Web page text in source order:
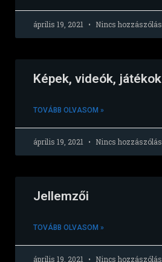
április 19, 2021 Nincs hozzászólás
Képek, videók, játékok
TOVÁBB OLVASOM »
április 19, 2021 Nincs hozzászólás
Jellemzői
TOVÁBB OLVASOM »
április 19, 2021 Nincs hozzászólás